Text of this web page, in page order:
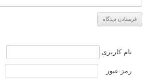
نام کاربری
رمز عبور